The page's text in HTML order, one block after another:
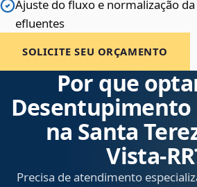
Ajuste do fluxo e normalização
efluentes
SOLICITE SEU ORÇAMENTO
Por que
Desentupimento
na Santa
Precisa de atendimento